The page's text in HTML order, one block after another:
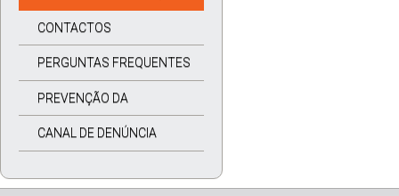
CONTACTOS
PERGUNTAS FREQUENTES
PREVENÇÃO DA
CORRUPÇÃO
CANAL DE DENÚNCIA